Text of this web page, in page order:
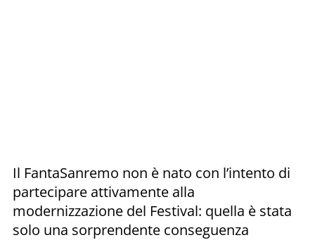
Il FantaSanremo non è nato con l’intento di
partecipare attivamente alla
modernizzazione del Festival: quella è stata
solo una sorprendente conseguenza